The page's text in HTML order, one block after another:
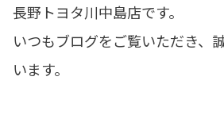
長野トヨタ川中島店です。
いつもブログをご覧いただき、
います。